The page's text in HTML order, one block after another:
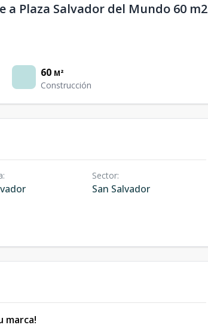
Plaza Salvador del Mundo 60 m2
60 M²
Construcción
: Sector:
San Salvador
marca!